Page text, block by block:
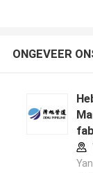
ONGEVEER